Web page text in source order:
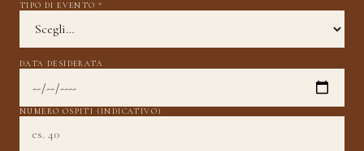
TIPO DI EVENTO *
DATA DESIDERATA
NUMERO OSPITI (INDICATIVO)